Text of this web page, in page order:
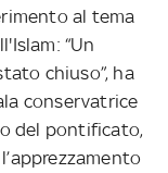
al tema
“Un
chiuso”, ha
conservatrice
del pontificato,